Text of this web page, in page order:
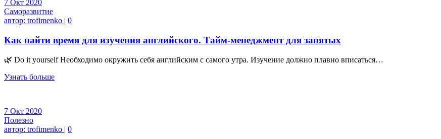
7 Окт 2020
Саморазвитие
автор: trofimenko | 0
Как найти время для изучения английского. Тайм-менеджмент для занятых
🌿 Do it yourself Необходимо окружить себя английским с самого утра. Изучение должно плавно вписаться…
Узнать больше
7 Окт 2020
Полезно
автор: trofimenko | 0